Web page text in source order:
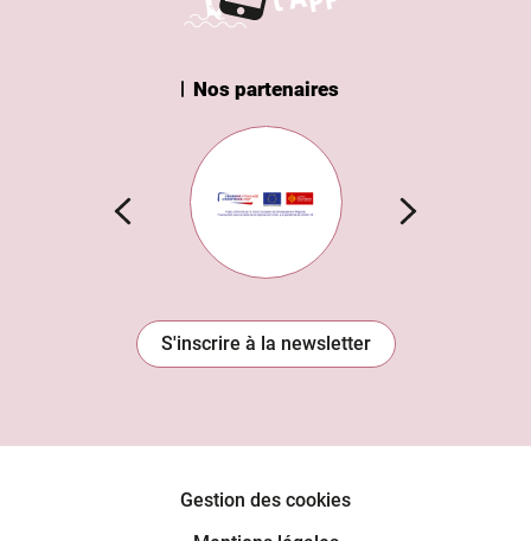
Nos partenaires
Subvention européenne
S'inscrire à la newsletter
Gestion des cookies